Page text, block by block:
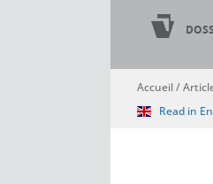
Vous êtes ici
Accueil/
Read in